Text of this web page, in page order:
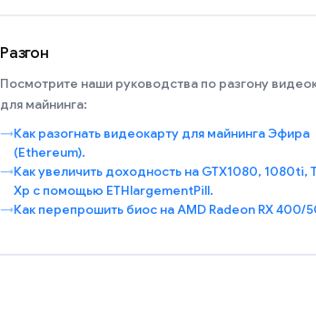
Разгон
Посмотрите наши руководства по разгону
для майнинга:
Как разогнать видеокарту для майнинга Эфира
(Ethereum).
Как увеличить доходность на GTX1080, 1080ti,
Xp с помощью ETHlargementPill.
Как перепрошить биос на AMD Radeon RX 400/